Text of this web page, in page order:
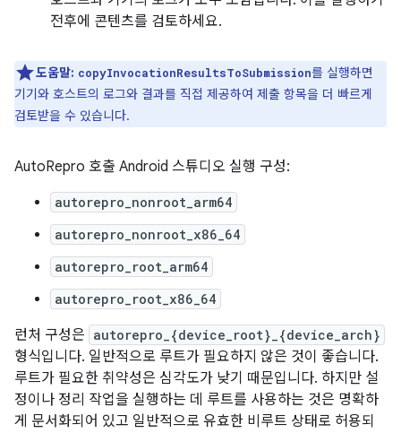
전후에 콘텐츠를 검토하세요.
도움말: copyInvocationResultsToSubmission를 실행하면
기기와 호스트의 로그와 결과를 직접 제공하여 제출 항목을 더 빠르게
검토받을 수 있습니다.
AutoRepro 호출 Android 스튜디오 실행 구성:
autorepro_nonroot_arm64
autorepro_nonroot_x86_64
autorepro_root_arm64
autorepro_root_x86_64
런처 구성은 autorepro_{device_root}_{device_arch}
형식입니다. 일반적으로 루트가 필요하지 않은 것이 좋습니다.
루트가 필요한 취약성은 심각도가 낮기 때문입니다. 하지만 설
정이나 정리 작업을 실행하는 데 루트를 사용하는 것은 명확하
게 문서화되어 있고 일반적으로 유효한 비루트 상태로 허용되